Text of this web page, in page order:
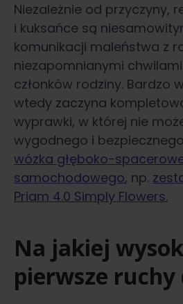
Niezależnie od przyczyny,
i kuksańce są
komunikacji maleństwa z
niezapomnianymi
członków rodziny. Bardzo
wtedy zaczyna
wyprawki, w której nie
wygodnego i
wózka głęboko-
samochodowego, np.
Priam 4.0 Simply Flowers.
Na jakiej
pierwsze ruchy